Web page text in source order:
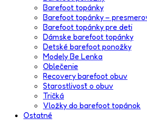
Barefoot topánky
Barefoot topánky –
Barefoot topánky pre deti
Dámske barefoot topánky
Detské barefoot ponožky
Modely Be Lenka
Oblečenie
Recovery barefoot obuv
Starostlivosť o obuv
Tričká
Vložky do barefoot topánok
Ostatné